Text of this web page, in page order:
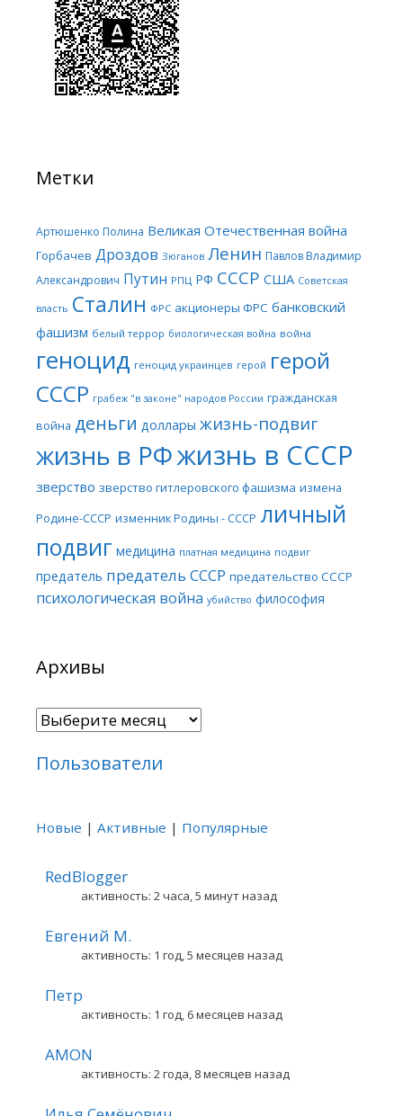
Метки
Артюшенко Полина Великая Отечественная война
Горбачев Дроздов Зюганов Ленин Павлов Владимир
Александрович Путин РПЦ РФ СССР США Советская
власть Сталин ФРС акционеры ФРС банковский
фашизм белый террор биологическая война война
геноцид геноцид украинцев герой герой
СССР грабеж "в законе" народов России гражданская
война деньги доллары жизнь-подвиг
жизнь в РФжизнь в СССР
зверство зверство гитлеровского фашизма измена
Родине-СССР изменник Родины - СССР личный
подвиг медицина платная медицина подвиг
предатель предатель СССР предательство СССР
психологическая война убийство философия
Архивы
Архивы
Пользователи
Новые | Активные | Популярные
RedBlogger
активность: 2 часа, 5 минут назад
Евгений М.
активность: 1 год, 5 месяцев назад
Петр
активность: 1 год, 6 месяцев назад
AMON
активность: 2 года, 8 месяцев назад